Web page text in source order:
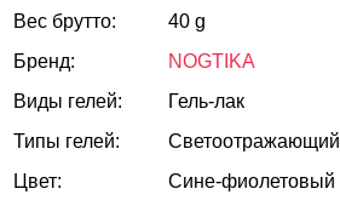
Вес брутто:
40 g
Бренд:
NOGTIKA
Виды гелей:
Гель-лак
Типы гелей:
Светоотражающий
Цвет:
Сине-фиолетовый